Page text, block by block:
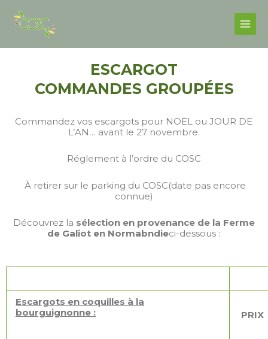
content
Menu
ESCARGOT
COMMANDES GROUPÉES
Commandez vos escargots pour NOËL ou JOUR DE
L’AN… avant le 27 novembre.
Réglement à l’ordre du COSC
À retirer sur le parking du COSC(date pas encore
connue)
Découvrez la sélection en provenance de la Ferme
de Galiot en Normabndieci-dessous :
Escargots en coquilles à la
bourguignonne :
PRIX